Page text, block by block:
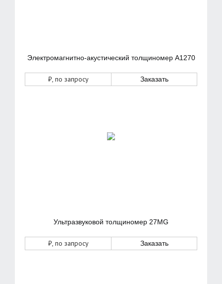
Электромагнитно-акустический толщиномер А1270
₽, по запросу Заказать
Ультразвуковой толщиномер 27MG
₽, по запросу Заказать